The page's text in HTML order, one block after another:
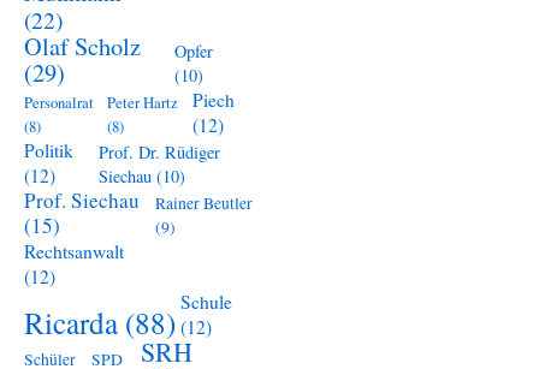
(22)
Olaf Scholz
(29)
Opfer
(10)
Personalrat
(8)
Peter Hartz
(8)
Piech
(12)
Politik
(12)
Prof. Dr. Rüdiger
Siechau (10)
Prof. Siechau
(15)
Rainer Beutler
(9)
Rechtsanwalt
(12)
Ricarda (88) Schule
(12)
Schüler
SPD
SRH